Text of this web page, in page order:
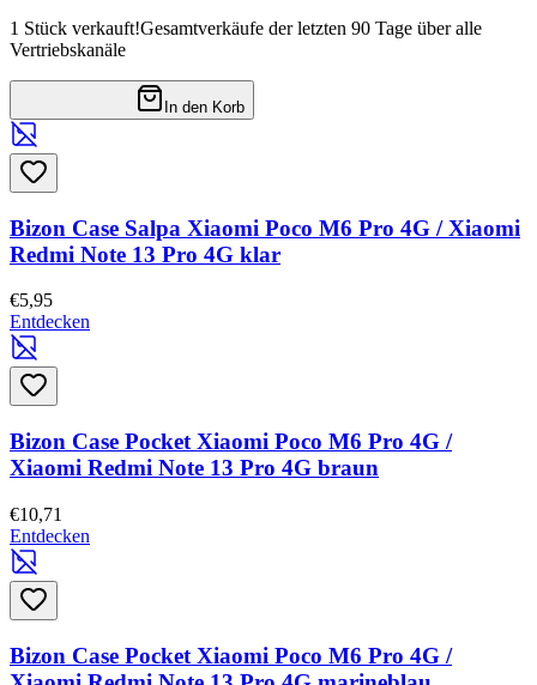
1 Stück verkauft!Gesamtverkäufe der letzten 90 Tage über alle
Vertriebskanäle
In den Korb
Bizon Case Salpa Xiaomi Poco M6 Pro 4G / Xiaomi
Redmi Note 13 Pro 4G klar
€5,95
Entdecken
Bizon Case Pocket Xiaomi Poco M6 Pro 4G /
Xiaomi Redmi Note 13 Pro 4G braun
€10,71
Entdecken
Bizon Case Pocket Xiaomi Poco M6 Pro 4G /